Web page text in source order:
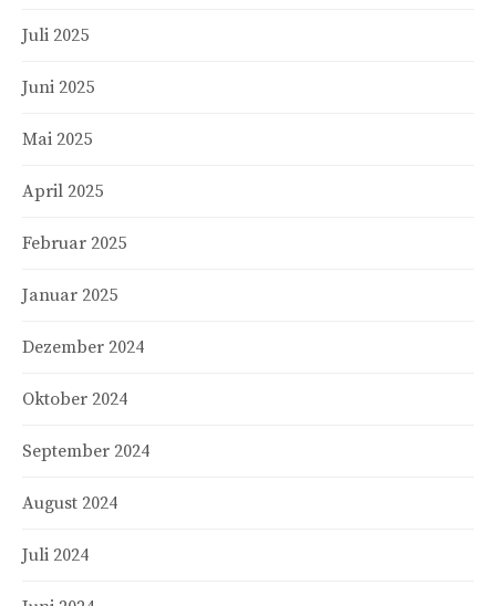
Juli 2025
Juni 2025
Mai 2025
April 2025
Februar 2025
Januar 2025
Dezember 2024
Oktober 2024
September 2024
August 2024
Juli 2024